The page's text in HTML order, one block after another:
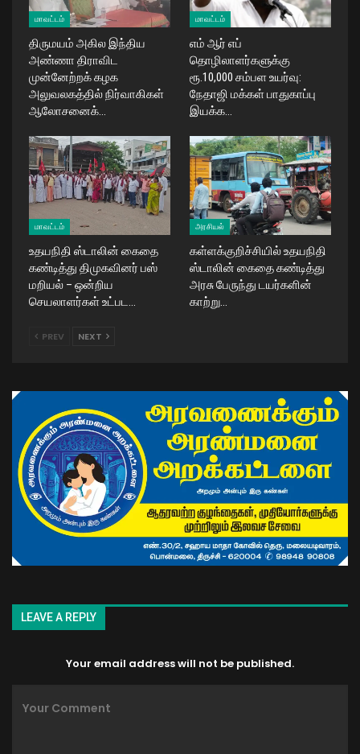
மாவட்டம்
திருமயம் அகில இந்திய
அண்ணா திராவிட
முன்னேற்றக் கழக
அலுவலகத்தில் நிர்வாகிகள்
ஆலோசனைக்…
மாவட்டம்
எம் ஆர் எப்
தொழிலாளர்களுக்கு
ரூ.10,000 சம்பள உயர்வு:
நேதாஜி மக்கள் பாதுகாப்பு
இயக்க…
மாவட்டம்
உதயநிதி ஸ்டாலின் கைதை
கண்டித்து திமுகவினர் பஸ்
மறியல் – ஒன்றிய
செயலாளர்கள் உட்பட…
அரசியல்
கள்ளக்குறிச்சியில் உதயநிதி
ஸ்டாலின் கைதை கண்டித்து
அரசு பேருந்து டயர்களின்
காற்று…
PREV NEXT
LEAVE A REPLY
Your email address will not be published.